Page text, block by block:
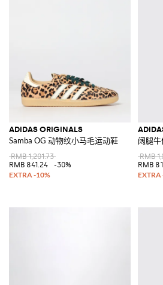
ADIDAS ORIGINALS
Samba OG 动物纹小马毛运动鞋
RMB 1,201.73
RMB 841.24
-30%
阔腿
RMB
RMB